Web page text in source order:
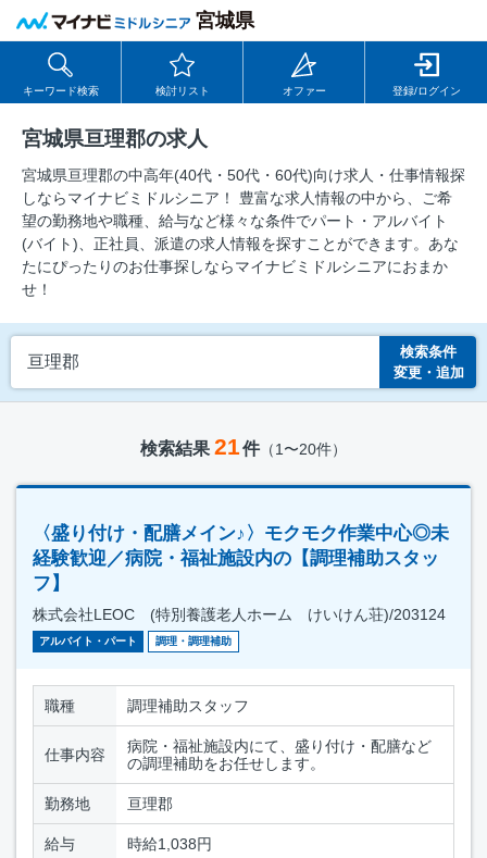
宮城県
キーワード検索 検討リスト オファー 登録/ログイン
宮城県亘理郡の求人
宮城県亘理郡の中⾼年(40代・50代・60代)向け求⼈・仕事情報探
しならマイナビミドルシニア！ 豊富な求人情報の中から、ご希
望の勤務地や職種、給与など様々な条件でパート・アルバイト
(バイト)、正社員、派遣の求人情報を探すことができます。あな
たにぴったりのお仕事探しならマイナビミドルシニアにおまか
せ！
亘理郡
検索条件
変更・追加
検索結果 21件（1〜20件）
〈盛り付け・配膳メイン♪〉モクモク作業中心◎未
経験歓迎／病院・福祉施設内の【調理補助スタッ
フ】
株式会社LEOC (特別養護老人ホーム けいけん荘)/203124
アルバイト・パート 調理・調理補助
職種 調理補助スタッフ
仕事内容
病院・福祉施設内にて、盛り付け・配膳など
の調理補助をお任せします。
勤務地 亘理郡
給与 時給1,038円